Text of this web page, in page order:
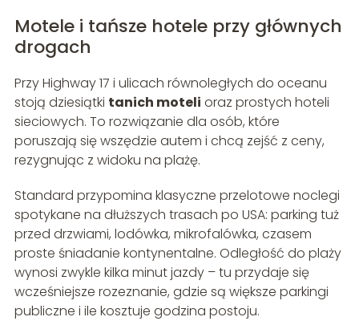
Motele i tańsze hotele przy głównych
drogach
Przy Highway 17 i ulicach równoległych do oceanu
stoją dziesiątki tanich moteli oraz prostych hoteli
sieciowych. To rozwiązanie dla osób, które
poruszają się wszędzie autem i chcą zejść z ceny,
rezygnując z widoku na plażę.
Standard przypomina klasyczne przelotowe noclegi
spotykane na dłuższych trasach po USA: parking tuż
przed drzwiami, lodówka, mikrofalówka, czasem
proste śniadanie kontynentalne. Odległość do plaży
wynosi zwykle kilka minut jazdy – tu przydaje się
wcześniejsze rozeznanie, gdzie są większe parkingi
publiczne i ile kosztuje godzina postoju.